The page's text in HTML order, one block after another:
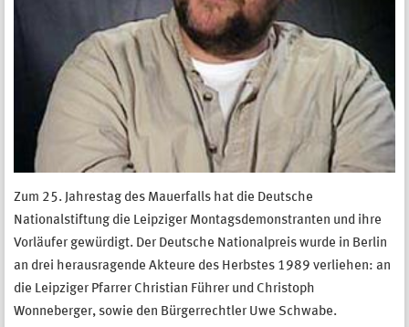
Zum 25. Jahrestag des Mauerfalls hat die Deutsche
Nationalstiftung die Leipziger Montagsdemonstranten und ihre
Vorläufer gewürdigt. Der Deutsche Nationalpreis wurde in Berlin
an drei herausragende Akteure des Herbstes 1989 verliehen: an
die Leipziger Pfarrer Christian Führer und Christoph
Wonneberger, sowie den Bürgerrechtler Uwe Schwabe.